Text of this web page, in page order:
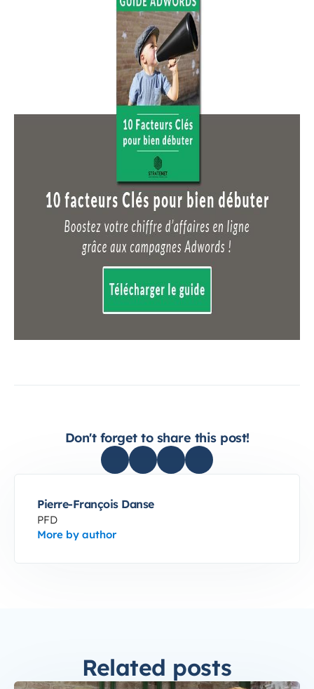
Don't forget to share this post!
Pierre-François Danse
PFD
More by author
Related posts